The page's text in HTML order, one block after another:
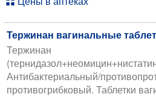
Тержинан вагинальные
Тержинан
Антибактериальный/
противогрибковый. Таблетки